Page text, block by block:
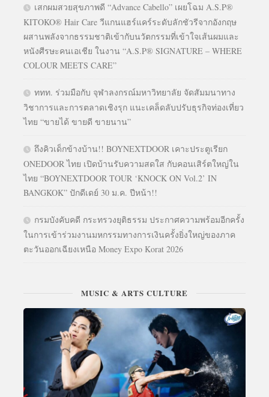
เสกผมสวยสุขภาพดี “Advance Cabello” เผยโฉม A.S.P®
KITOKO® Hair Care วีแกนแฮร์แคร์ระดับลักชัวรีจากอังกฤษ
ผสานพลังจากธรรมชาติเข้ากับนวัตกรรมที่เข้าใจเส้นผมและ
หนังศีรษะคนเอเชีย ในงาน “A.S.P® SIGNATURE – WHERE
COLOUR MEETS CARE”
ททท. ร่วมมือกับ จุฬาลงกรณ์มหาวิทยาลัย จัดสัมมนาทาง
วิชาการและการตลาดเชิงรุก แนะเคล็ดลับปรับธุรกิจท่องเที่ยว
ไทย “ขายได้ ขายดี ขายนาน”
ถึงคิวเด็กข้างบ้าน!! BOYNEXTDOOR เคาะประตูเรียก
ONEDOOR ไทย เปิดบ้านรับความสดใส กับคอนเสิร์ตใหญ่ใน
ไทย “BOYNEXTDOOR TOUR ‘KNOCK ON Vol.2’ IN
BANGKOK” ปักดีเดย์ 30 ม.ค. ปีหน้า!!
กรมบังคับคดี กระทรวงยุติธรรม ประกาศความพร้อมอีกครั้ง
ในการเข้าร่วมงานมหกรรมทางการเงินครั้งยิ่งใหญ่ของภาค
ตะวันออกเฉียงเหนือ Money Expo Korat 2026
MUSIC & ARTS CULTURE